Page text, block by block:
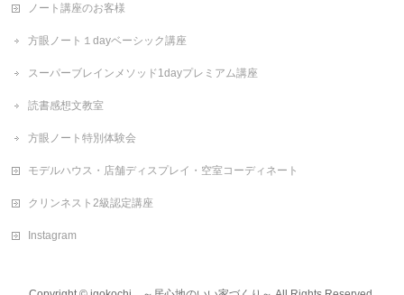
ノート講座のお客様
方眼ノート１dayベーシック講座
スーパーブレインメソッド1dayプレミアム講座
読書感想文教室
方眼ノート特別体験会
モデルハウス・店舗ディスプレイ・空室コーディネート
クリンネスト2級認定講座
Instagram